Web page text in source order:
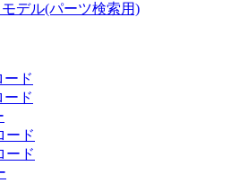
デル(パーツ検索用)
ード
ード
ード
ード